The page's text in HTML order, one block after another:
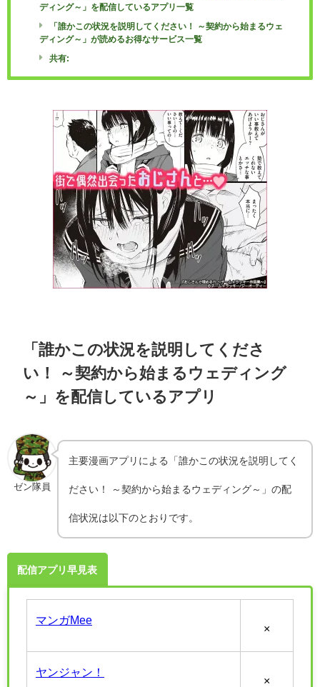
ディング～」を配信しているアプリ一覧
「誰かこの状況を説明してください！ ～契約から始まるウェ
ディング～」が読めるお得なサービス一覧
共有:
「誰かこの状況を説明してくださ
い！ ～契約から始まるウェディング
～」を配信しているアプリ
ゼン隊員
主要漫画アプリによる「誰かこの状況を説明してく
ださい！ ～契約から始まるウェディング～」の配
信状況は以下のとおりです。
配信アプリ早見表
マンガMee
×
ヤンジャン！
×